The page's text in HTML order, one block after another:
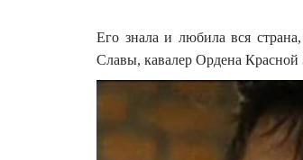
Его знала и любила вся
Славы, кавалер Ордена